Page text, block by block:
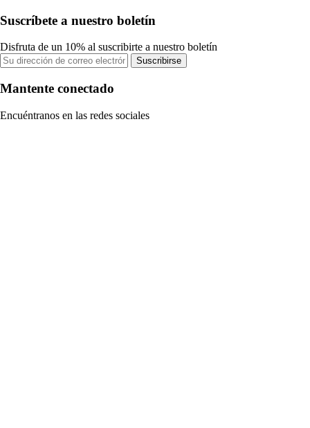
Suscríbete a nuestro boletín
Disfruta de un 10% al suscribirte a nuestro boletín
Suscribirse
Mantente conectado
Encuéntranos en las redes sociales